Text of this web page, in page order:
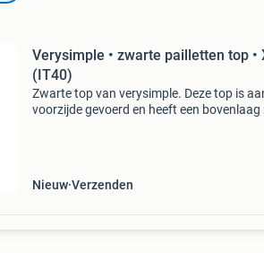
Verysimple • zwarte pailletten top •
(IT40)
Zwarte top van verysimple. Deze top is
voorzijde gevoerd en heeft een bovenlaag
Nieuw Verzenden